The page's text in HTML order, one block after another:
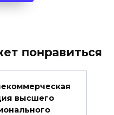
понравиться
высшего